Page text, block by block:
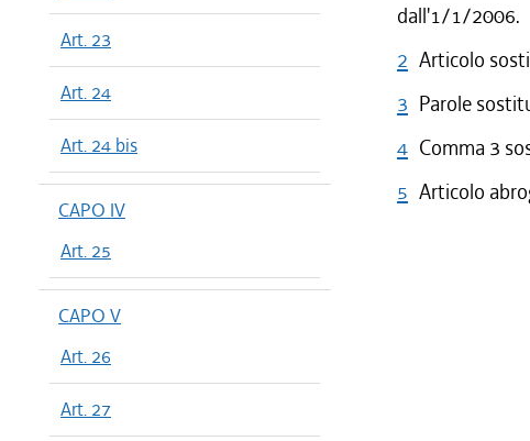
Art. 23
Art. 24
Art. 24 bis
CAPO IV
Art. 25
CAPO V
Art. 26
Art. 27
dal 27/11/
dal 03/05/
dal 21/12/
dal 10/12/
dal 06/09/
dall'1/1/2006.
2 Articolo
3 Parole
4 Comma 3
5 Articolo